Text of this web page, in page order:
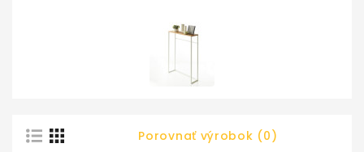
Porovnať výrobok (0)